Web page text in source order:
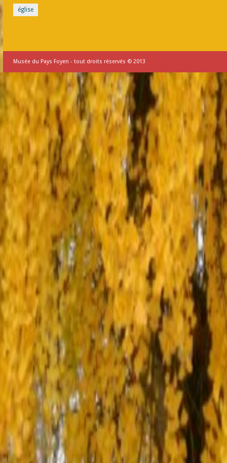
église
Musée du Pays Foyen - tout droits réservés © 2013